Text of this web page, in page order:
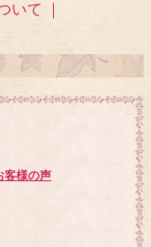
いて ｜
客様の声